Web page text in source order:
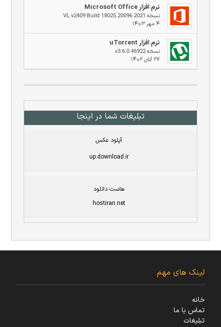
نرم افزار Microsoft Office
نسخه 2021 VL v2409 Build 18025.20096
۴ مهر ۱۴۰۳
نرم افزار uTorrent
نسخه v3.6.0.46922
۲۷ آبان ۱۴۰۲
تبلیغات شما در اینجا
آپلود عکس
up.download.ir
هاست دانلود
hostiran.net
لینک های مهم
خانه
تماس با ما
تبلیغات